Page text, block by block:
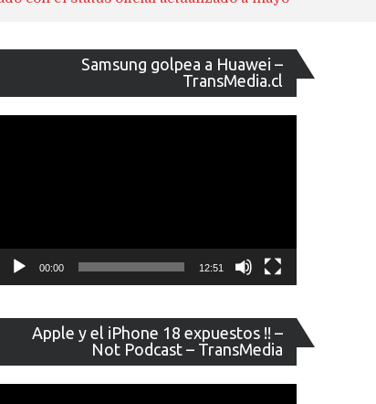
Samsung golpea a Huawei –
TransMedia.cl
de
vídeo
00:00 12:51
Apple y el iPhone 18 expuestos !! –
Not Podcast – TransMedia
de
vídeo